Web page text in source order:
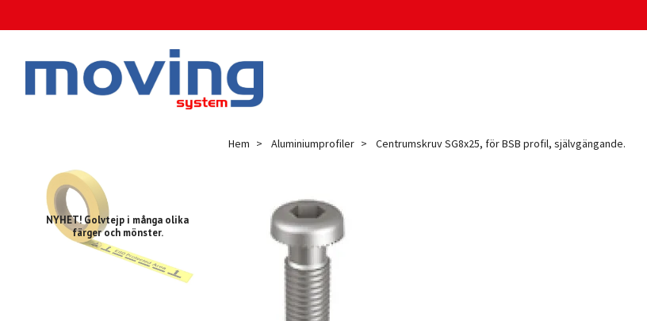
NYHET! Golvtejp i många olika
färger och mönster.
Hem Aluminiumprofiler Centrumskruv SG8x25, för BSB profil, självgängande.